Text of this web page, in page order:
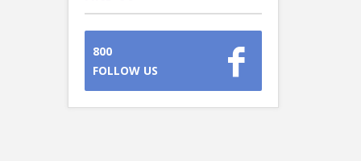
800
FOLLOW US